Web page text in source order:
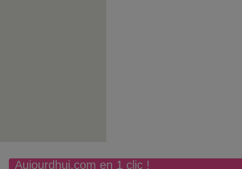
Aujourdhui.com en 1 clic !